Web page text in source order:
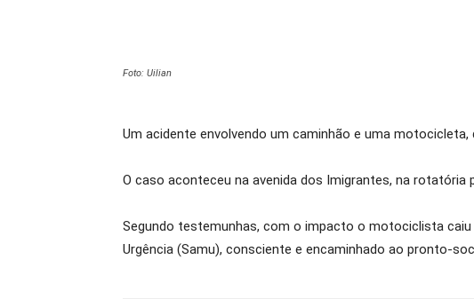
Foto: Uilian
Um acidente envolvendo um caminhão e uma
O caso aconteceu na avenida dos Imigrantes, na rotatória
Segundo testemunhas, com o impacto o motociclista
Urgência (Samu), consciente e encaminhado ao pronto-